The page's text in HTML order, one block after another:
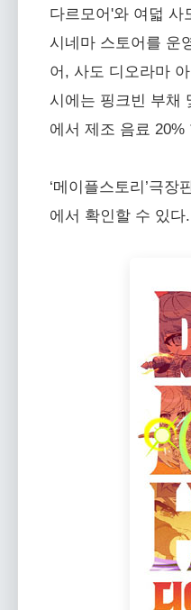
다르모어'와 여덟 사
시네마 스토어를 운
어, 사도 디오라마
시에는 핑크빈 부채
에서 제조 음료 20%
‘메이플스토리’극
에서 확인할 수 있다.